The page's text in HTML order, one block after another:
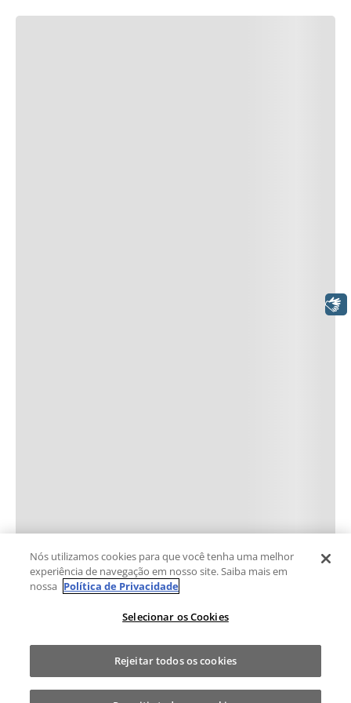
Nós utilizamos cookies para que você tenha uma melhor
experiência de navegação em nosso site. Saiba mais em
nossa Política de Privacidade
Selecionar os Cookies
Rejeitar todos os cookies